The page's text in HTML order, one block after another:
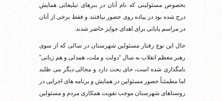
بخصوص مسئولینی که نام آنان در بنرهای تبلیغاتی همایش
درج شده بود در پیاده روی حضور نیافتند و فقط برخی از آنان
در مراسم پایانی برای اهدای جوایز حاضر شدند.
حال این نوع رفتار مسئولین شهرستان در سالی که از سوی
رهبر معظم انقلاب به سال “دولت و ملت، همدلی و هم زبانی”
نامگذاری شده است، جای بحث دارد و مجالی دیگر می طلبد
اما مطمئناً حضور مسئولین در همایش و برنامه های اجرایی در
روستاهای شهرستان موجب تقویت همکاری مردم و مسئولین